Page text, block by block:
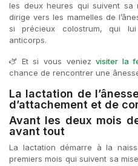
les deux heures qui suivent sa
dirige vers les mamelles de
si précieux colostrum, qui
anticorps.
🫏 Et si vous veniezvisiter la
chance de rencontrer une
La lactation de
d’attachement et de
Avant les deux mois
avant tout
La lactation démarre à la
premiers mois qui suivent sa